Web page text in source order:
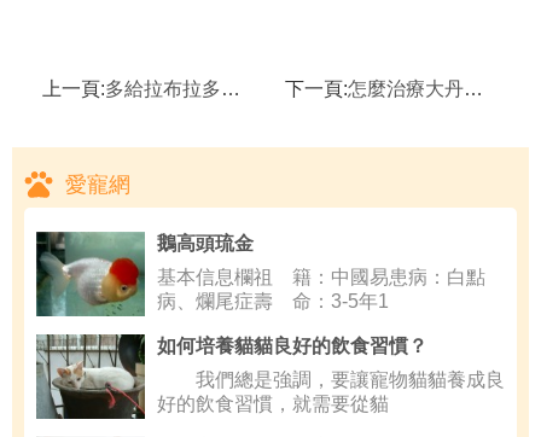
上一頁:多給拉布拉多吃糖好嗎 拉布拉多犬養護常識 下一頁:怎麼治療大丹犬拉肚子應該怎麼護理大丹犬
愛寵網
鵝高頭琉金
基本信息欄祖 籍：中國易患病：白點
病、爛尾症壽 命：3-5年1
如何培養貓貓良好的飲食習慣？
我們總是強調，要讓寵物貓貓養成良
好的飲食習慣，就需要從貓